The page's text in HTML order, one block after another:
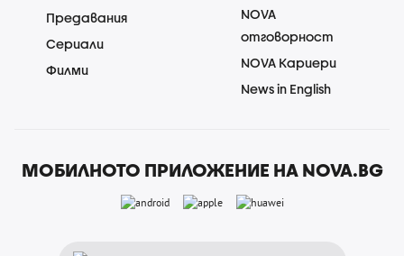
Предавания
Сериали
Филми
NOVA
отговорност
NOVA Кариери
News in English
МОБИЛНОТО ПРИЛОЖЕНИЕ НА NOVA.BG